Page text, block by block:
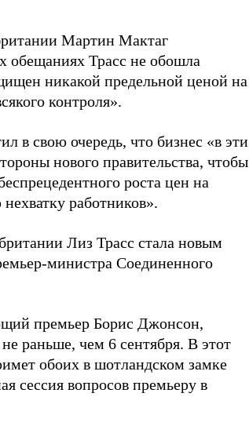
Мартин Мактаг
обещаниях Трасс не обошла
никакой предельной ценой на
контроля».
в свою очередь, что бизнес «в эти
нового правительства, чтобы
роста цен на
работников».
Лиз Трасс стала новым
министра Соединенного
премьер Борис Джонсон,
раньше, чем 6 сентября. В этот
обоих в шотландском замке
сессия вопросов премьеру в